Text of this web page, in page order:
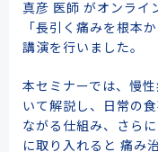
真彦 医師 がオンライ
「長引く痛みを根本
講演を行いました。
本セミナーでは、慢
いて解説し、日常の
ながる仕組み、さら
に取り入れると 痛み